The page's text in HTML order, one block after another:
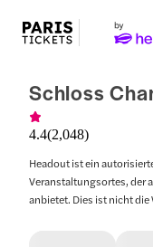
Schloss
4.4(2,048)
Headout ist ein
Veranstaltungsortes, der
anbietet. Dies ist nicht